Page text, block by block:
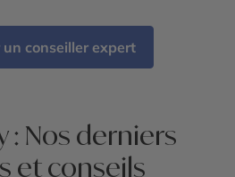
un conseiller expert
: Nos derniers
et conseils